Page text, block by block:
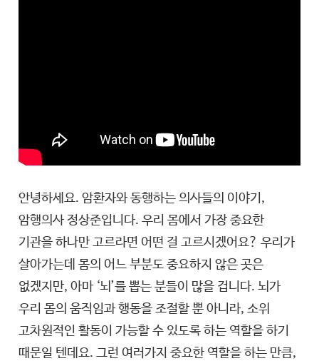
안녕하세요. 암환자와 동행하는 의사들의 이야기,
암행의사 정상준입니다. 우리 몸에서 가장 중요한
기관을 하나만 고르라면 어떤 걸 고르시겠어요? 우리가
살아가는데 몸의 어느 부분도 중요하지 않은 곳은
없겠지만, 아마 ‘뇌’를 뽑는 분들이 많을 겁니다. 뇌가
우리 몸의 움직임과 행동을 조절할 뿐 아니라, 소위
고차원적인 활동이 가능할 수 있도록 하는 역할을 하기
때문일 텐데요. 그런 여러가지 중요한 역할을 하는 만큼,